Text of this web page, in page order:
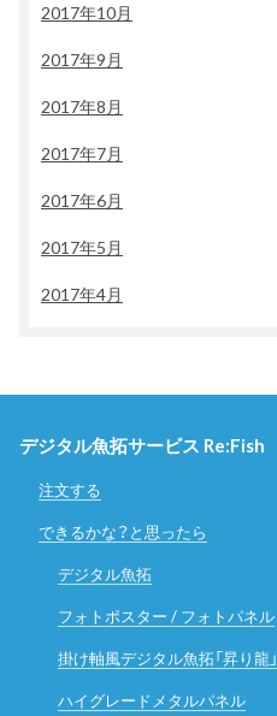
2017年10月
2017年9月
2017年8月
2017年7月
2017年6月
2017年5月
2017年4月
デジタル魚拓サービス Re:Fish
注文する
できるかな？と思ったら
デジタル魚拓
フォトポスター / フォトパネル
掛け軸風デジタル魚拓「昇り龍」
ハイグレードメタルパネル